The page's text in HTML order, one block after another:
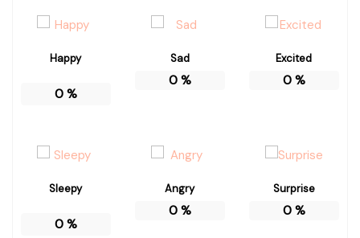
Happy
0%
Sad
0%
Excited
0%
Sleepy
0%
Angry
0%
Surprise
0%